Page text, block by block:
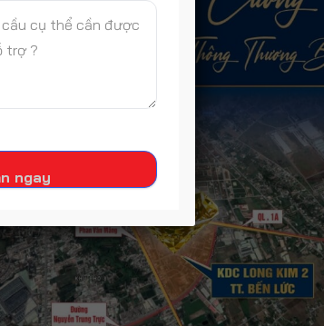
ngay